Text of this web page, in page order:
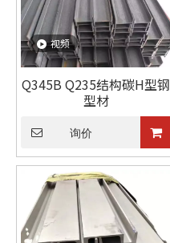
视频
Q345B Q235结构碳H型钢
型材
询价